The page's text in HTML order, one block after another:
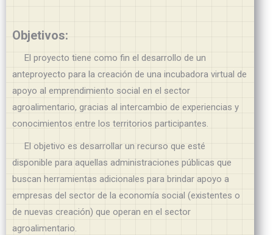
Objetivos:
El proyecto tiene como fin el desarrollo de un
anteproyecto para la creación de una incubadora virtual de
apoyo al emprendimiento social en el sector
agroalimentario, gracias al intercambio de experiencias y
conocimientos entre los territorios participantes.
El objetivo es desarrollar un recurso que esté
disponible para aquellas administraciones públicas que
buscan herramientas adicionales para brindar apoyo a
empresas del sector de la economía social (existentes o
de nuevas creación) que operan en el sector
agroalimentario.